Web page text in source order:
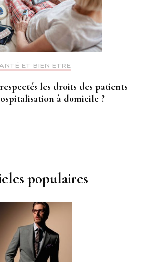
ET BIEN ETRE
les droits des patients
à domicile ?
populaires